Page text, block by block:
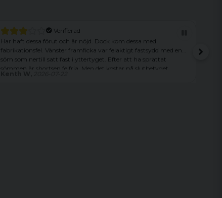
Verifierad
Har haft dessa förut och är nöjd. Dock kom dessa med
fabrikationsfel. Vänster framficka var felaktigt fastsydd med en
söm som nertill satt fast i yttertyget. Efter att ha sprättat
sömmen är shortsen felfria. Men det kostar på slutbetyget.